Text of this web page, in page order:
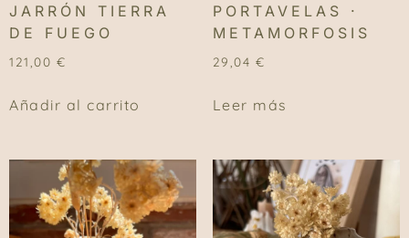
JARRÓN TIERRA
DE FUEGO
121,00 €
Añadir al carrito
PORTAVELAS ·
METAMORFOSIS
29,04 €
Leer más